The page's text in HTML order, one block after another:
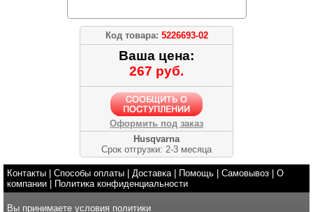
Код товара: 5226693-02
Ваша цена:
267 руб.
Оформить под заказ
Husqvarna
Срок отгрузки: 2-3 месяца
Контакты Способы оплаты Доставка| Помощь Самовывоз
О
компании
Политика конфиденциальности
Вы принимаете условия политики